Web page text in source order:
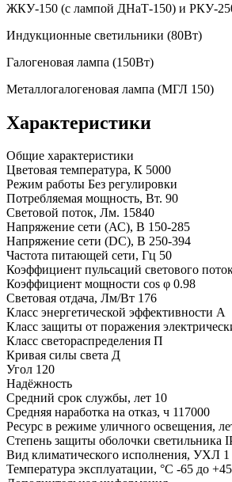
ЖКУ-150 (с лампой ДНаТ-150) и РКУ-
Индукционные светильники (80Вт)
Галогеновая лампа (150Вт)
Металлогалогеновая лампа (МГЛ 150)
Характеристики
Общие характеристики
Цветовая температура, К 5000
Режим работы Без регулировки
Потребляемая мощность, Вт. 90
Световой поток, Лм. 15840
Напряжение сети (АС), В 150-285
Напряжение сети (DC), В 250-394
Частота питающей сети, Гц 50
Коэффициент пульсаций светового
Коэффициент мощности cos φ 0.98
Световая отдача, Лм/Вт 176
Класс энергетической эффективности A
Класс защиты от поражения
Класс светораспределения П
Кривая силы света Д
Угол 120
Надёжность
Средний срок службы, лет 10
Средняя наработка на отказ, ч 117000
Ресурс в режиме уличного освещения,
Степень защиты оболочки светильника
Вид климатического исполнения, УХЛ 1
Температура эксплуатации, °С -65 до +45